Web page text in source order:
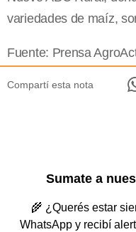
variedades de maíz,
Fuente: Prensa
Compartí esta nota
Sumate a
🌾 ¿Querés estar
WhatsApp y recibí